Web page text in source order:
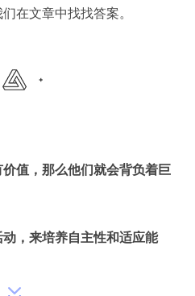
在文章中找找答案。
值，那么他们就会背负着巨
，来培养自主性和适应能